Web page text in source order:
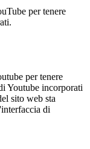
per tenere
per tenere
Youtube incorporati
sito web sta
di